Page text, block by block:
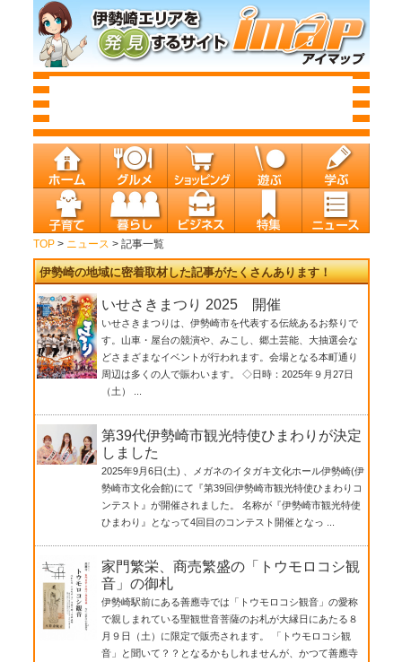
TOP> ニュース > 記事一覧
伊勢崎の地域に密着取材した記事がたくさんあります！
いせさきまつり 2025 開催
いせさきまつりは、伊勢崎市を代表する伝統あるお祭りで
す。山車・屋台の競演や、みこし、郷土芸能、大抽選会な
どさまざまなイベントが行われます。会場となる本町通り
周辺は多くの人で賑わいます。 ◇日時：2025年９月27日
（土） ...
第39代伊勢崎市観光特使ひまわりが決定
しました
2025年9月6日(土) 、メガネのイタガキ文化ホール伊勢崎(伊
勢崎市文化会館)にて『第39回伊勢崎市観光特使ひまわりコ
ンテスト』が開催されました。 名称が『伊勢崎市観光特使
ひまわり』となって4回目のコンテスト開催となっ ...
家門繁栄、商売繁盛の「トウモロコシ観
音」の御札
伊勢崎駅前にある善應寺では「トウモロコシ観音」の愛称
で親しまれている聖観世音菩薩のお札が大縁日にあたる８
月９日（土）に限定で販売されます。 「トウモロコシ観
音」と聞いて？？となるかもしれませんが、かつて善應寺